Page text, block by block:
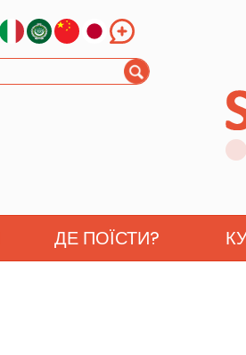
ДЕ ПОЇСТИ?